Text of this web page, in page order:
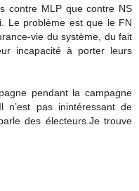
contre MLP que contre NS
Le problème est que le FN
vie du système, du fait
incapacité à porter leurs
pendant la campagne
pas inintéressant de
des électeurs.Je trouve